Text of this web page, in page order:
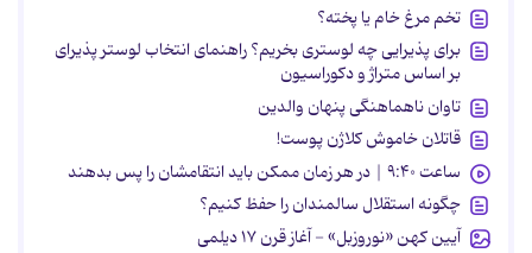
تخم مرغ خام یا پخته؟
برای پذیرایی چه لوستری بخریم؟ راهنمای انتخاب لوستر پذیرای
بر اساس متراژ و دکوراسیون
تاوان ناهماهنگی پنهان والدین
قاتلان خاموش کلاژن پوست!
ساعت ۹:۴۰ | در هر زمان ممکن باید انتقامشان را پس بدهند
چگونه استقلال سالمندان را حفظ کنیم؟
آیین کهن «نوروزبل» - آغاز قرن ۱۷ دیلمی